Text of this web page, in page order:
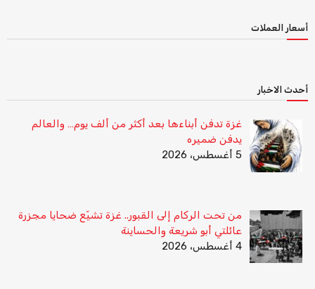
أسعار العملات
أحدث الاخبار
غزة تدفن أبناءها بعد أكثر من ألف يوم… والعالم
يدفن ضميره
5 أغسطس، 2026
من تحت الركام إلى القبور.. غزة تشيّع ضحايا مجزرة
عائلتي أبو شريعة والحساينة
4 أغسطس، 2026